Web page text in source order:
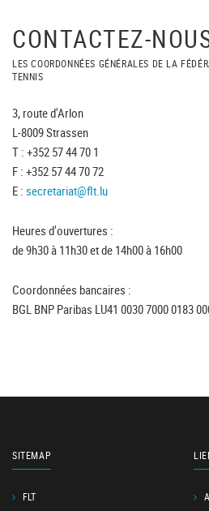
CONTACTEZ-
LES COORDONNÉES GÉNÉRALES DE LA
TENNIS
3, route d'Arlon
L-8009 Strassen
T : +352 57 44 70 1
F : +352 57 44 70 72
E : secretariat@flt.lu
Heures d'ouvertures :
de 9h30 à 11h30 et de 14h00 à 16h00
Coordonnées bancaires :
BGL BNP Paribas LU41 0030 7000 0183
SITEMAP
FLT